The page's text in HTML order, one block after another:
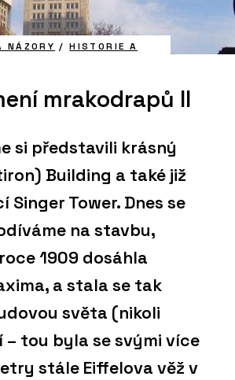
NÁZORY /HISTORIE A
mrakodrapů II
si představili krásný
Building a také již
Singer Tower. Dnes se
na stavbu,
1909 dosáhla
a stala se tak
světa (nikoli
– tou byla se svými více
stále Eiffelova věž v